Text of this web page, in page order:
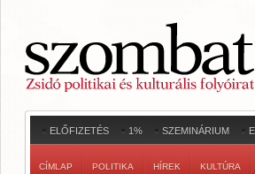
ELŐFIZETÉS 1% SZEMINÁRIUM
CÍMLAP POLITIKA HÍREK KULTÚRA